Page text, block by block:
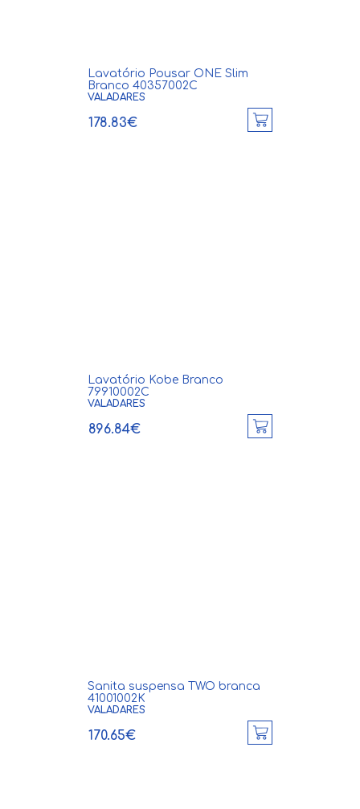
Lavatório Pousar ONE Slim
Branco 40357002C
VALADARES
178.83€
Lavatório Kobe Branco
79910002C
VALADARES
896.84€
Sanita suspensa TWO branca
41001002K
VALADARES
170.65€